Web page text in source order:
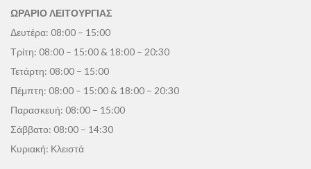
ΩΡΑΡΙΟ ΛΕΙΤΟΥΡΓΙΑΣ
Δευτέρα: 08:00 – 15:00
Τρίτη: 08:00 – 15:00 & 18:00 – 20:30
Τετάρτη: 08:00 – 15:00
Πέμπτη: 08:00 – 15:00 & 18:00 – 20:30
Παρασκευή: 08:00 – 15:00
Σάββατο: 08:00 – 14:30
Κυριακή: Κλειστά